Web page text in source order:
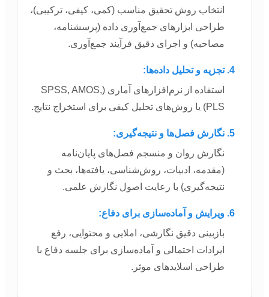
انتخاب روش تحقیق مناسب (کمی، کیفی، ترکیبی)،
طراحی ابزارهای جمع‌آوری داده (پرسشنامه،
مصاحبه) و اجرای دقیق فرآیند جمع‌آوری.
تجزیه و تحلیل داده‌ها:
استفاده از نرم‌افزارهای آماری (SPSS, AMOS,
PLS) یا روش‌های تحلیل کیفی برای استخراج نتایج.
نگارش فصل‌ها و نتیجه‌گیری:
نگارش روان و منسجم فصل‌های پایان‌نامه
(مقدمه، ادبیات، روش‌شناسی، یافته‌ها، بحث و
نتیجه‌گیری) با رعایت اصول نگارش علمی.
ویرایش و آماده‌سازی برای دفاع:
بازبینی دقیق نگارشی، املایی و محتوایی، رفع
ایرادات احتمالی و آماده‌سازی برای جلسه دفاع با
طراحی اسلایدهای موثر.